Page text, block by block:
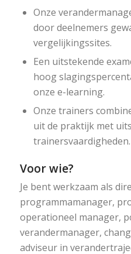
Onze
door deelnemers
vergelijkingssites.
Een uitstekende
hoog
onze e-learning.
Onze trainers
uit de praktijk met
trainersvaardigheden.
Voor wie?
Je bent werkzaam als
programmamanager,
operationeel manager,
verandermanager,
adviseur in